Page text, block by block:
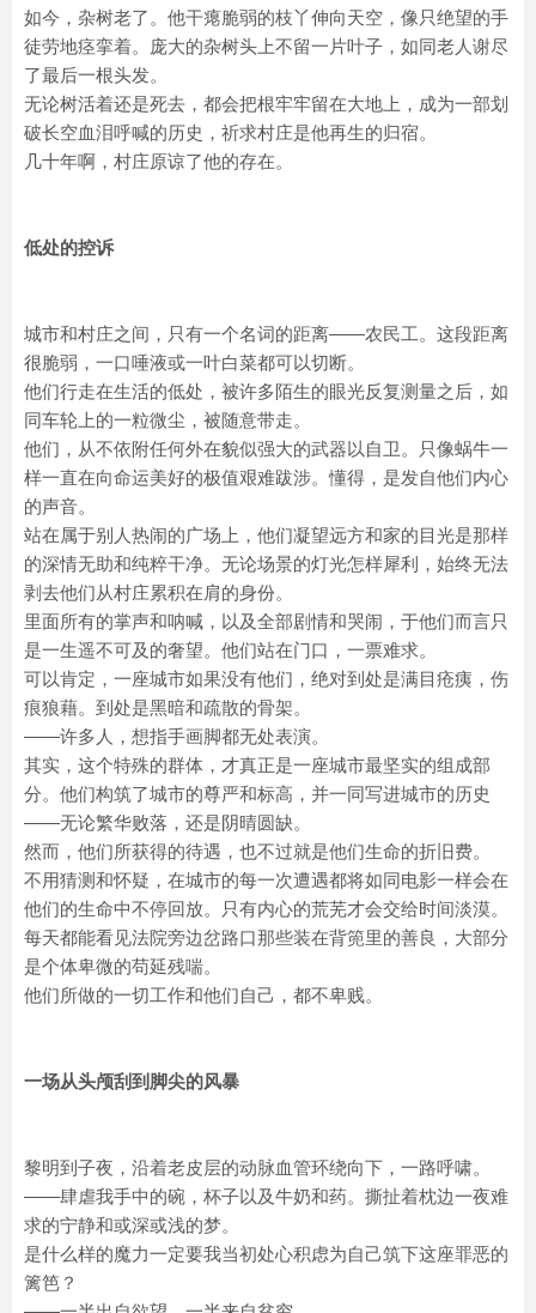
如今，杂树老了。他干瘪脆弱的枝丫伸向天空，像只绝望的手
徒劳地痉挛着。庞大的杂树头上不留一片叶子，如同老人谢尽
了最后一根头发。
无论树活着还是死去，都会把根牢牢留在大地上，成为一部划
破长空血泪呼喊的历史，祈求村庄是他再生的归宿。
几十年啊，村庄原谅了他的存在。
低处的控诉
城市和村庄之间，只有一个名词的距离——农民工。这段距离
很脆弱，一口唾液或一叶白菜都可以切断。
他们行走在生活的低处，被许多陌生的眼光反复测量之后，如
同车轮上的一粒微尘，被随意带走。
他们，从不依附任何外在貌似强大的武器以自卫。只像蜗牛一
样一直在向命运美好的极值艰难跋涉。懂得，是发自他们内心
的声音。
站在属于别人热闹的广场上，他们凝望远方和家的目光是那样
的深情无助和纯粹干净。无论场景的灯光怎样犀利，始终无法
剥去他们从村庄累积在肩的身份。
里面所有的掌声和呐喊，以及全部剧情和哭闹，于他们而言只
是一生遥不可及的奢望。他们站在门口，一票难求。
可以肯定，一座城市如果没有他们，绝对到处是满目疮痍，伤
痕狼藉。到处是黑暗和疏散的骨架。
——许多人，想指手画脚都无处表演。
其实，这个特殊的群体，才真正是一座城市最坚实的组成部
分。他们构筑了城市的尊严和标高，并一同写进城市的历史
——无论繁华败落，还是阴晴圆缺。
然而，他们所获得的待遇，也不过就是他们生命的折旧费。
不用猜测和怀疑，在城市的每一次遭遇都将如同电影一样会在
他们的生命中不停回放。只有内心的荒芜才会交给时间淡漠。
每天都能看见法院旁边岔路口那些装在背篼里的善良，大部分
是个体卑微的苟延残喘。
他们所做的一切工作和他们自己，都不卑贱。
一场从头颅刮到脚尖的风暴
黎明到子夜，沿着老皮层的动脉血管环绕向下，一路呼啸。
——肆虐我手中的碗，杯子以及牛奶和药。撕扯着枕边一夜难
求的宁静和或深或浅的梦。
是什么样的魔力一定要我当初处心积虑为自己筑下这座罪恶的
篱笆？